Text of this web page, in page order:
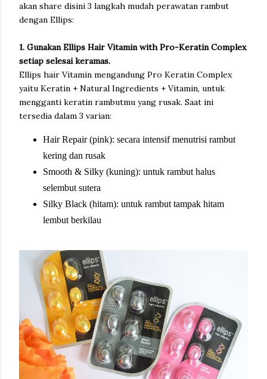
akan share disini 3 langkah mudah perawatan rambut
dengan Ellips:
1. Gunakan Ellips Hair Vitamin with Pro-Keratin Complex
setiap selesai keramas.
Ellips hair Vitamin mengandung Pro Keratin Complex
yaitu Keratin + Natural Ingredients + Vitamin, untuk
mengganti keratin rambutmu yang rusak. Saat ini
tersedia dalam 3 varian:
Hair Repair (pink): secara intensif menutrisi rambut
kering dan rusak
Smooth & Silky (kuning): untuk rambut halus
selembut sutera
Silky Black (hitam): untuk rambut tampak hitam
lembut berkilau